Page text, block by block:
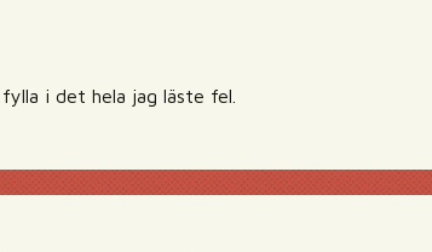
i det hela jag läste fel.